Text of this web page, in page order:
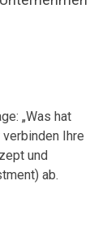
„Was hat
Ihre
und
ab.